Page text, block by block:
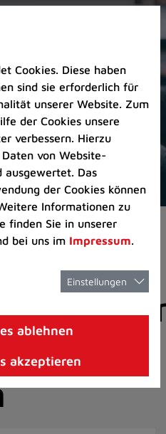
Cookies. Diese haben
sind sie erforderlich für
unserer Website. Zum
der Cookies unsere
verbessern. Hierzu
von Website-
ausgewertet. Das
der Cookies können
Informationen zu
finden Sie in unserer
bei uns im Impressum.
Einstellungen
ablehnen
akzeptieren